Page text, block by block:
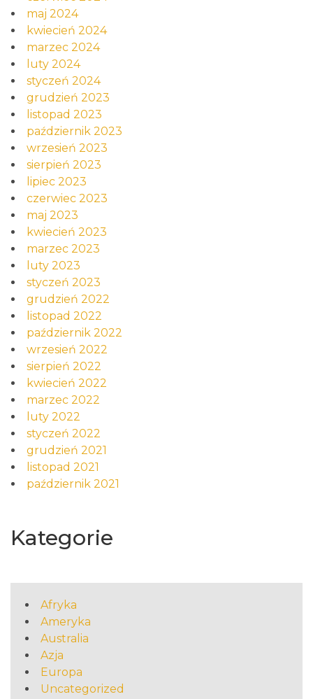
maj 2024
kwiecień 2024
marzec 2024
luty 2024
styczeń 2024
grudzień 2023
listopad 2023
październik 2023
wrzesień 2023
sierpień 2023
lipiec 2023
czerwiec 2023
maj 2023
kwiecień 2023
marzec 2023
luty 2023
styczeń 2023
grudzień 2022
listopad 2022
październik 2022
wrzesień 2022
sierpień 2022
kwiecień 2022
marzec 2022
luty 2022
styczeń 2022
grudzień 2021
listopad 2021
październik 2021
Kategorie
Afryka
Ameryka
Australia
Azja
Europa
Uncategorized